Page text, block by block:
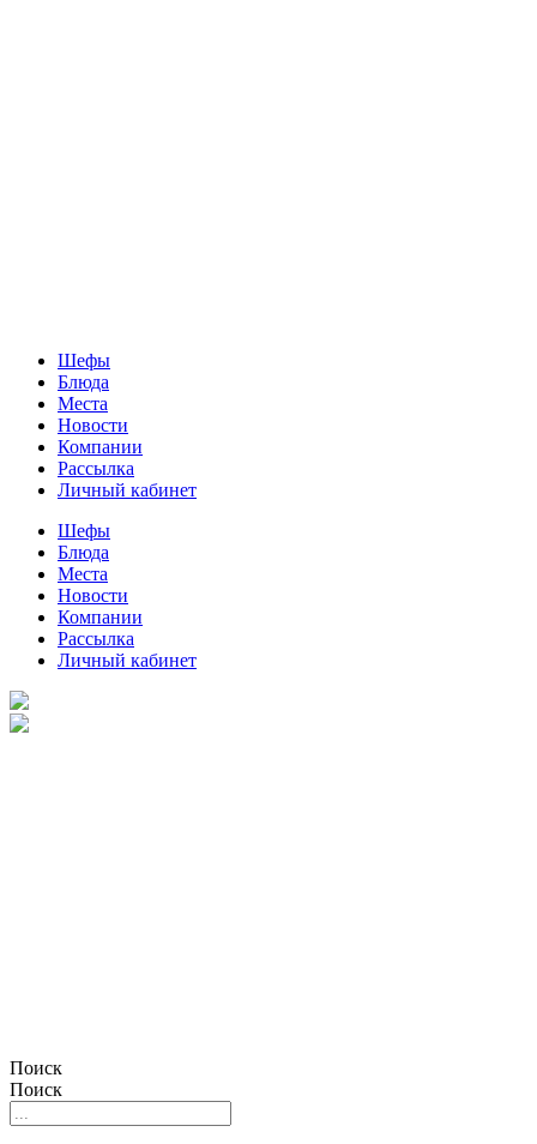
Шефы
Блюда
Места
Новости
Компании
Рассылка
Личный кабинет
Шефы
Блюда
Места
Новости
Компании
Рассылка
Личный кабинет
Поиск
Поиск